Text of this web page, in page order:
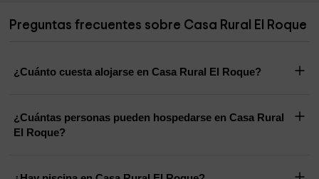
Preguntas frecuentes sobre Casa Rural El Roque
¿Cuánto cuesta alojarse en Casa Rural El Roque?
¿Cuántas personas pueden hospedarse en Casa Rural
El Roque?